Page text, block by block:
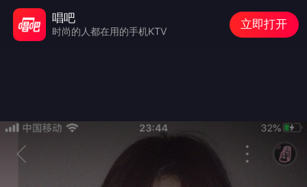
唱吧
时尚的人都在用的手机KTV
立即打开